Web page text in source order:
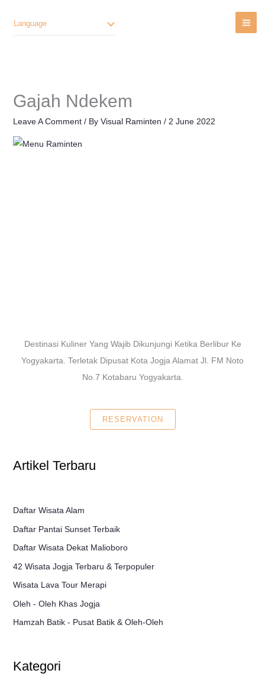
Language
Gajah Ndekem
Leave A Comment / By Visual Raminten / 2 June 2022
Destinasi Kuliner Yang Wajib Dikunjungi Ketika Berlibur Ke
Yogyakarta. Terletak Dipusat Kota Jogja Alamat Jl. FM Noto
No.7 Kotabaru Yogyakarta.
RESERVATION
Artikel Terbaru
Daftar Wisata Alam
Daftar Pantai Sunset Terbaik
Daftar Wisata Dekat Malioboro
42 Wisata Jogja Terbaru & Terpopuler
Wisata Lava Tour Merapi
Oleh - Oleh Khas Jogja
Hamzah Batik - Pusat Batik & Oleh-Oleh
Kategori